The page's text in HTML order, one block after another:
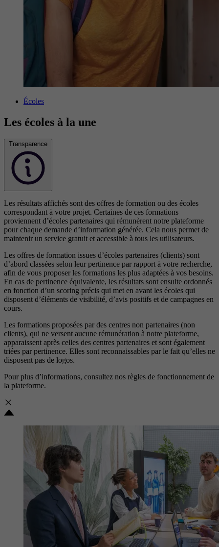
Écoles
Les écoles à la une
Transparence
Les résultats affichés sont des offres de formation ou des écoles
correspondant à votre projet. Certaines de ces formations
proviennent d’écoles partenaires qui rémunèrent notre plateforme
pour chaque demande d’information générée. Cela nous permet de
maintenir un service gratuit et accessible à tous les utilisateurs.
Les offres de formation issues d’écoles partenaires (clients) sont
d’abord classées selon leur pertinence par rapport à votre recherche,
afin de vous proposer les formations les plus adaptées à vos besoins.
En cas de pertinence équivalente, les résultats sont ensuite ordonnés
en fonction d’un scoring précis qui met en avant les écoles qui
disposent d’éléments de visibilité, d’avis positifs et de campagnes en
cours.
Les formations proposées par des centres non partenaires (non
clients), qui ne versent aucune rémunération à notre plateforme,
apparaissent après celles des centres partenaires et sont également
triées par pertinence. Elles sont reconnaissables par le fait qu’elles ne
disposent pas de logos.
Pour plus d’informations, consultez nos règles de fonctionnement de
la plateforme.